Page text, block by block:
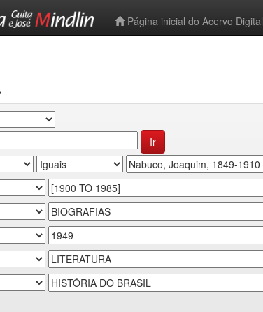
Página inicial do Acervo Digital